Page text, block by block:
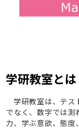
学研教室とは
学研教室は、テス
でなく、数字では測
力、学ぶ意欲、態度